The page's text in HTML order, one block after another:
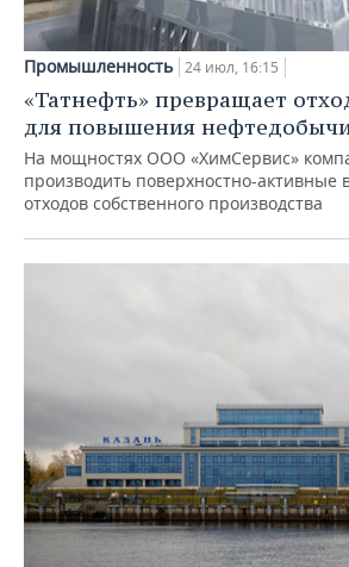
Промышленность 24 июл, 16:15
«Татнефть» превращает
для повышения
На мощностях ООО «ХимСервис»
производить поверхностно-активные
отходов собственного производства